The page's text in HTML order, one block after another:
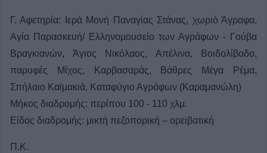
Γ. Αφετηρία: Ιερά Μονή Παναγίας Στάνας, χωριό Άγραφα,
Αγία Παρασκευή/ Ελληνομουσείο των Αγράφων - Γούβα
Βραγκιανών, Άγιος Νικόλαος, Απέλινα, Βοιδολίβαδο,
παρυφές Μίχος, Καρβασαράς, Βάθρες Μέγα Ρέμα,
Σπήλαιο Καϊμακιά, Καταφύγιο Αγράφων (Καραμανώλη)
Μήκος διαδρομής: περίπου 100 - 110 χλμ.
Είδος διαδρομής: μικτή πεζοπορική – ορειβατική
Π.Κ.